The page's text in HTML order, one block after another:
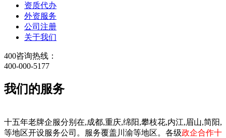
资质代办
外资服务
公司注册
关于我们
400咨询热线：
400-000-5177
我们的服务
十五年老牌企服分别在,成都,重庆,绵阳,攀枝花,内江,眉山,简阳,
等地区开设服务公司。服务覆盖川渝等地区。各级政企合作十